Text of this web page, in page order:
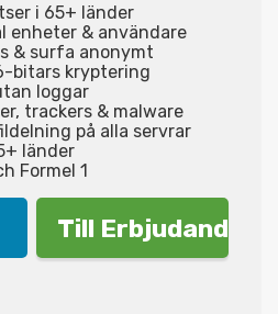
i 65+ länder
enheter & användare
& surfa anonymt
bitars kryptering
loggar
trackers & malware
på alla servrar
länder
Formel 1
Till Erbjudande!